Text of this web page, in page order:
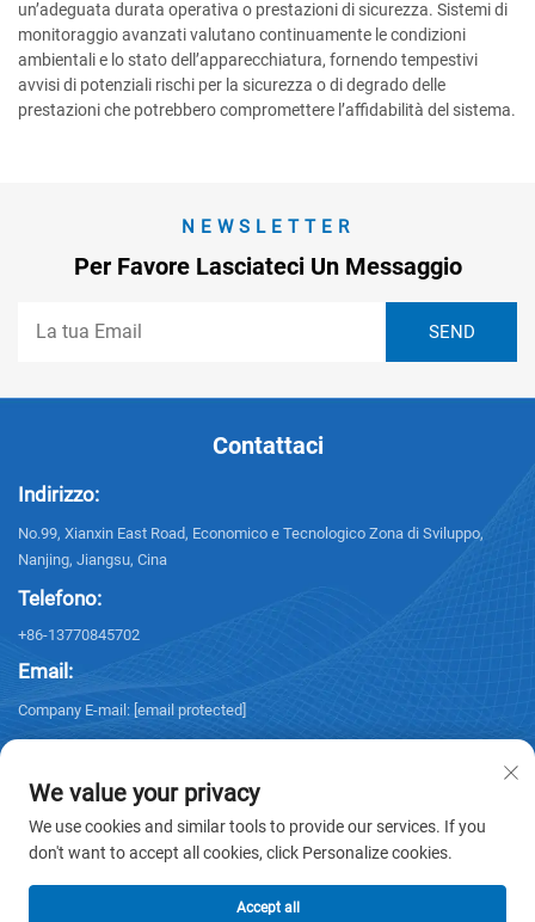
un’adeguata durata operativa o prestazioni di sicurezza. Sistemi di
monitoraggio avanzati valutano continuamente le condizioni
ambientali e lo stato dell’apparecchiatura, fornendo tempestivi
avvisi di potenziali rischi per la sicurezza o di degrado delle
prestazioni che potrebbero compromettere l’affidabilità del sistema.
NEWSLETTER
Per Favore Lasciateci Un Messaggio
Contattaci
Indirizzo:
No.99, Xianxin East Road, Economico e Tecnologico Zona di Sviluppo,
Nanjing, Jiangsu, Cina
Telefono:
+86-13770845702
Email:
Company E-mail: [email protected]
sulla privacy
We value your privacy
We use cookies and similar tools to provide our services. If you
don't want to accept all cookies, click Personalize cookies.
Accept all